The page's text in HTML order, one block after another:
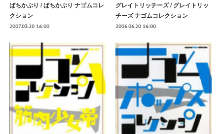
ばちかぶり / ばちかぶり ナゴムコレ
クション
2007.03.20 16:00
グレイトリッチーズ / グレイトリッ
チーズ ナゴムコレクション
2006.06.20 16:00